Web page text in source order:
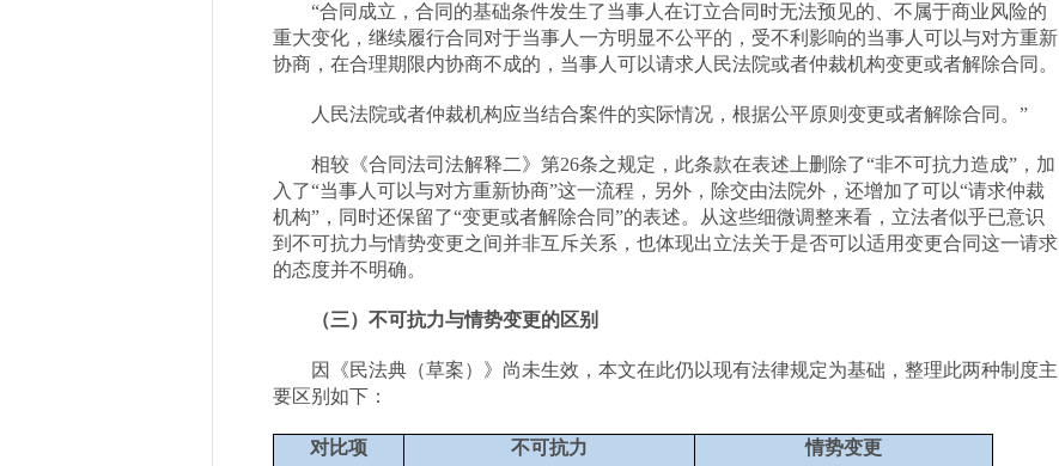
“合同成立，合同的基础条件发生了当事人在订立合同时无法预见的、不属于商业风险的
重大变化，继续履行合同对于当事人一方明显不公平的，受不利影响的当事人可以与对方重新
协商，在合理期限内协商不成的，当事人可以请求人民法院或者仲裁机构变更或者解除合同。
人民法院或者仲裁机构应当结合案件的实际情况，根据公平原则变更或者解除合同。”
相较《合同法司法解释二》第26条之规定，此条款在表述上删除了“非不可抗力造成”，加
入了“当事人可以与对方重新协商”这一流程，另外，除交由法院外，还增加了可以“请求仲裁
机构”，同时还保留了“变更或者解除合同”的表述。从这些细微调整来看，立法者似乎已意识
到不可抗力与情势变更之间并非互斥关系，也体现出立法关于是否可以适用变更合同这一请求
的态度并不明确。
（三）不可抗力与情势变更的区别
因《民法典（草案）》尚未生效，本文在此仍以现有法律规定为基础，整理此两种制度主
要区别如下：
对比项 不可抗力 情势变更